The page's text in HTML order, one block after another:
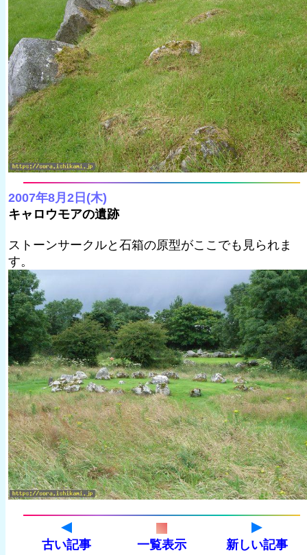
2007年8月2日(木)
キャロウモアの遺跡
ストーンサークルと石箱の原型がここでも見られま
す。
古い記事 一覧表示 新しい記事